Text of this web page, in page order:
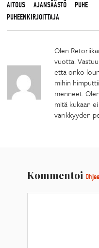
AITOUS AJANSÄÄSTÖ
PUHE
PUHEENKIRJOITTAJA
Olen
vuotta.
että onko
mihin
menneet.
mitä kukaan
värikkyyden
Kommentoi